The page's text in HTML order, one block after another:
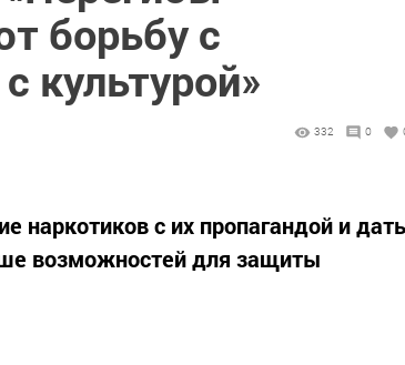
борьбу с
культурой»
332 0
наркотиков с их пропагандой и дать
возможностей для защиты